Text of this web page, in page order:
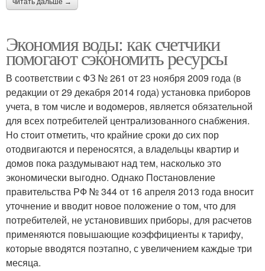
Экономия воды: как счетчики
помогают сэкономить ресурсы
В соответствии с ФЗ № 261 от 23 ноября 2009 года (в
редакции от 29 декабря 2014 года) установка приборов
учета, в том числе и водомеров, является обязательной
для всех потребителей централизованного снабжения.
Но стоит отметить, что крайние сроки до сих пор
отодвигаются и переносятся, а владельцы квартир и
домов пока раздумывают над тем, насколько это
экономически выгодно. Однако Постановление
правительства РФ № 344 от 16 апреля 2013 года вносит
уточнение и вводит новое положение о том, что для
потребителей, не установивших приборы, для расчетов
применяются повышающие коэффициенты к тарифу,
которые вводятся поэтапно, с увеличением каждые три
месяца.